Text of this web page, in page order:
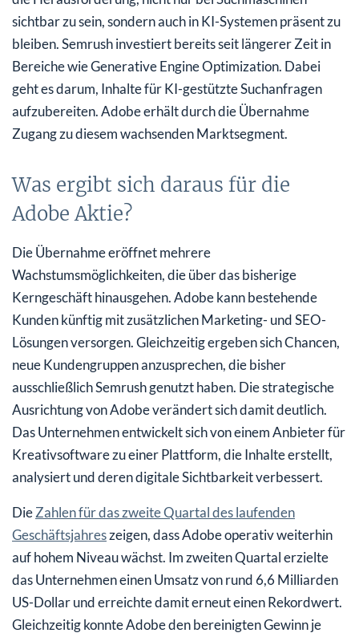
sichtbar zu sein, sondern auch in KI-Systemen präsent zu
bleiben. Semrush investiert bereits seit längerer Zeit in
Bereiche wie Generative Engine Optimization. Dabei
geht es darum, Inhalte für KI-gestützte Suchanfragen
aufzubereiten. Adobe erhält durch die Übernahme
Zugang zu diesem wachsenden Marktsegment.
Was ergibt sich daraus für die
Adobe Aktie?
Die Übernahme eröffnet mehrere
Wachstumsmöglichkeiten, die über das bisherige
Kerngeschäft hinausgehen. Adobe kann bestehende
Kunden künftig mit zusätzlichen Marketing- und SEO-
Lösungen versorgen. Gleichzeitig ergeben sich Chancen,
neue Kundengruppen anzusprechen, die bisher
ausschließlich Semrush genutzt haben. Die strategische
Ausrichtung von Adobe verändert sich damit deutlich.
Das Unternehmen entwickelt sich von einem Anbieter für
Kreativsoftware zu einer Plattform, die Inhalte erstellt,
analysiert und deren digitale Sichtbarkeit verbessert.
DieZahlen für das zweite Quartal des laufenden
Geschäftsjahreszeigen, dass Adobe operativ weiterhin
auf hohem Niveau wächst. Im zweiten Quartal erzielte
das Unternehmen einen Umsatz von rund 6,6 Milliarden
US-Dollar und erreichte damit erneut einen Rekordwert.
Gleichzeitig konnte Adobe den bereinigten Gewinn je